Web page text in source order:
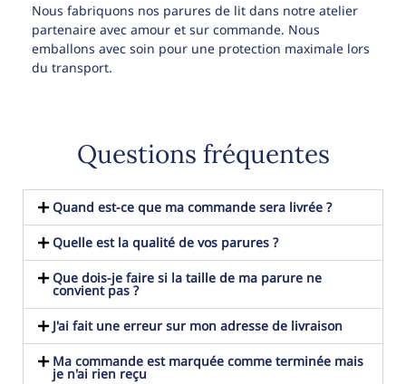
Nous fabriquons nos parures de lit dans notre atelier
partenaire avec amour et sur commande. Nous
emballons avec soin pour une protection maximale lors
du transport.
Questions fréquentes
Quand est-ce que ma commande sera livrée ?
Quelle est la qualité de vos parures ?
Que dois-je faire si la taille de ma parure ne
convient pas ?
J'ai fait une erreur sur mon adresse de livraison
Ma commande est marquée comme terminée mais
je n'ai rien reçu